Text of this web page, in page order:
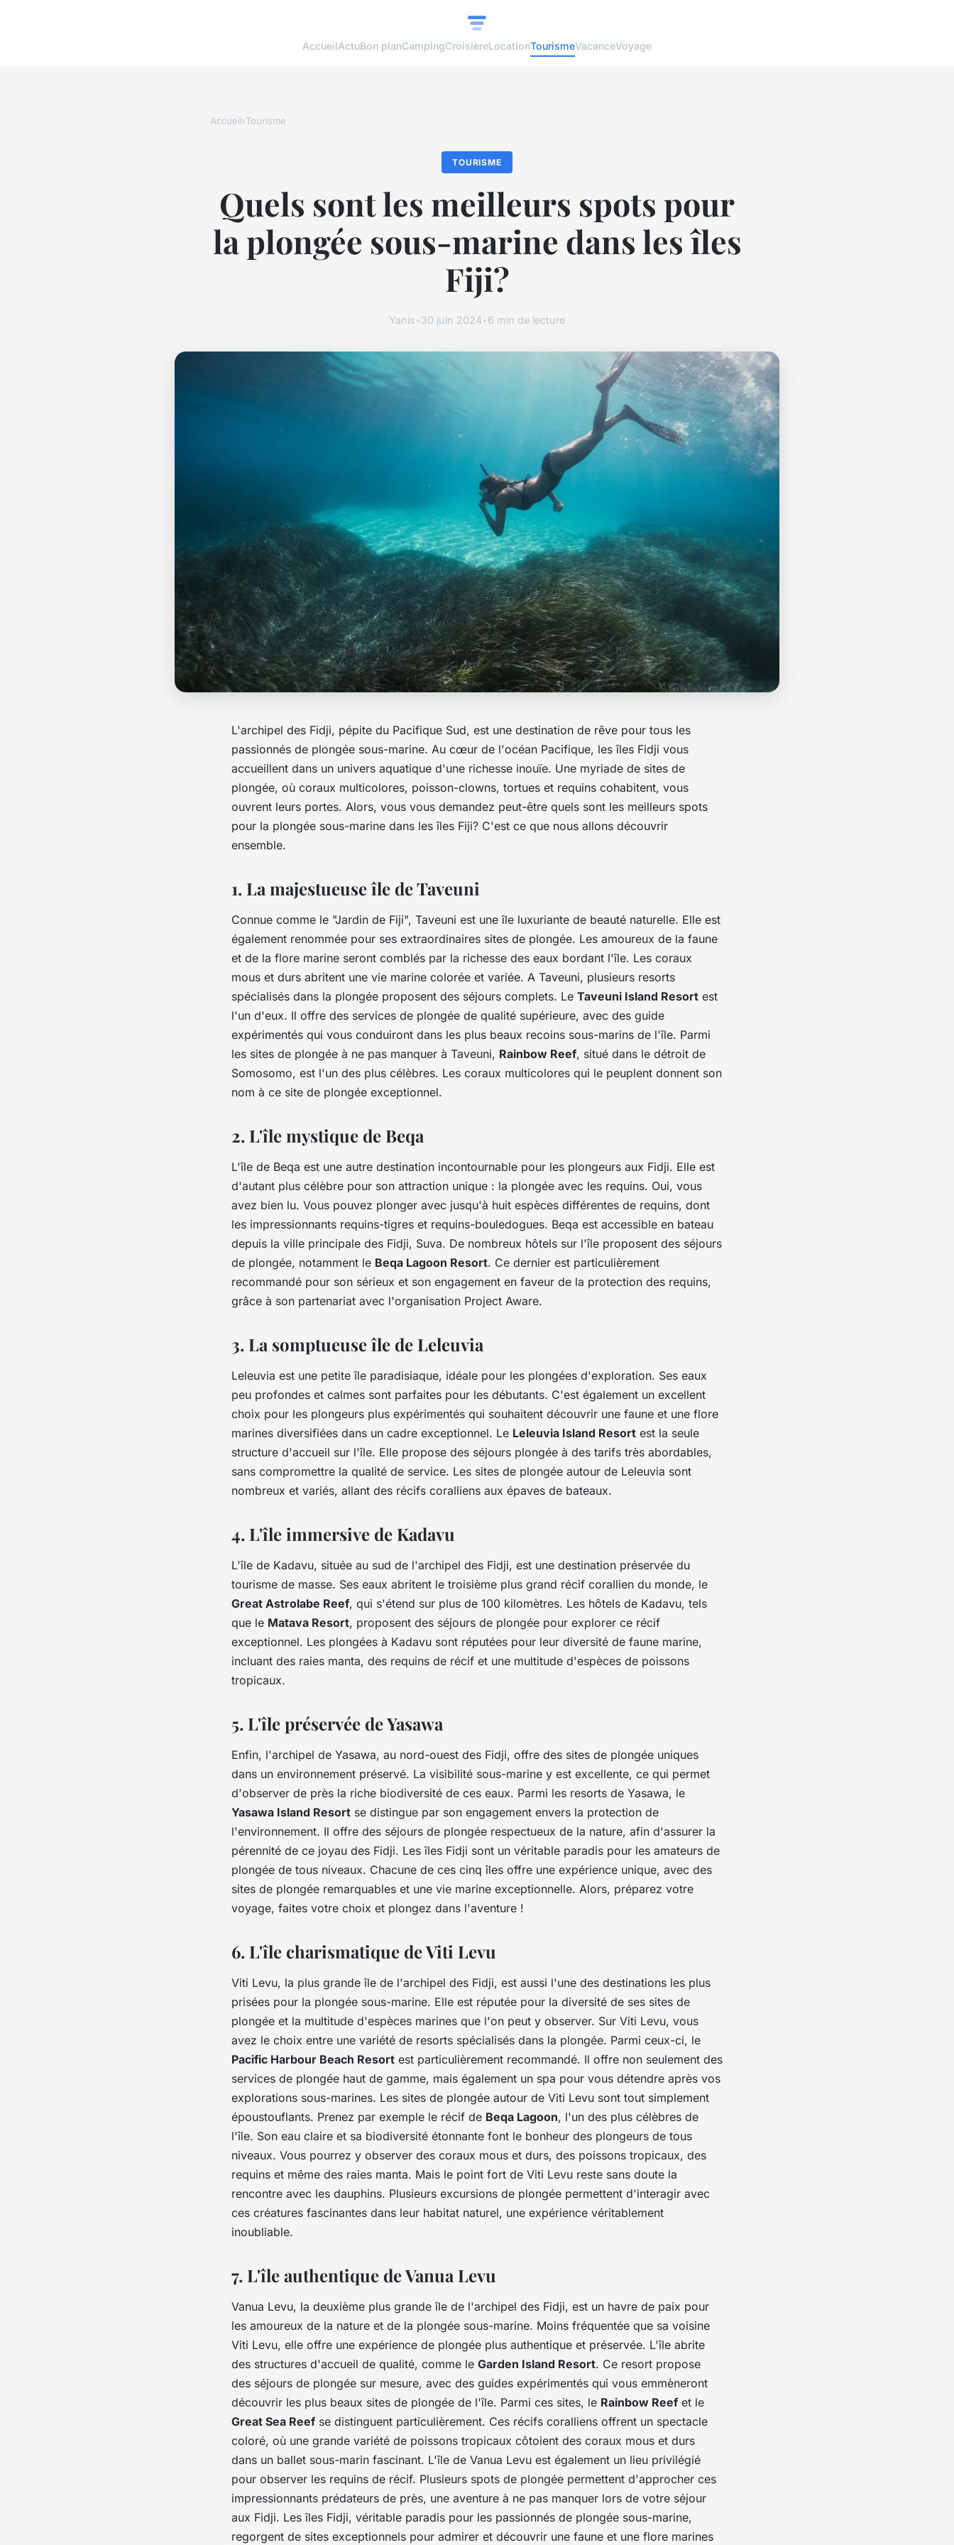
AccueilActuBon planCampingCroisièreLocationTourismeVacanceVoyage
Accueil›Tourisme
TOURISME
Quels sont les meilleurs spots pour
la plongée sous-marine dans les îles
Fiji?
Yanis•30 juin 2024•6 min de lecture
L'archipel des Fidji, pépite du Pacifique Sud, est une destination de rêve pour tous les
passionnés de plongée sous-marine. Au cœur de l'océan Pacifique, les îles Fidji vous
accueillent dans un univers aquatique d'une richesse inouïe. Une myriade de sites de
plongée, où coraux multicolores, poisson-clowns, tortues et requins cohabitent, vous
ouvrent leurs portes. Alors, vous vous demandez peut-être quels sont les meilleurs spots
pour la plongée sous-marine dans les îles Fiji? C'est ce que nous allons découvrir
ensemble.
1. La majestueuse île de Taveuni
Connue comme le "Jardin de Fiji", Taveuni est une île luxuriante de beauté naturelle. Elle est
également renommée pour ses extraordinaires sites de plongée. Les amoureux de la faune
et de la flore marine seront comblés par la richesse des eaux bordant l'île. Les coraux
mous et durs abritent une vie marine colorée et variée. A Taveuni, plusieurs resorts
spécialisés dans la plongée proposent des séjours complets. Le Taveuni Island Resort est
l'un d'eux. Il offre des services de plongée de qualité supérieure, avec des guide
expérimentés qui vous conduiront dans les plus beaux recoins sous-marins de l'île. Parmi
les sites de plongée à ne pas manquer à Taveuni, Rainbow Reef, situé dans le détroit de
Somosomo, est l'un des plus célèbres. Les coraux multicolores qui le peuplent donnent son
nom à ce site de plongée exceptionnel.
2. L'île mystique de Beqa
L'île de Beqa est une autre destination incontournable pour les plongeurs aux Fidji. Elle est
d'autant plus célèbre pour son attraction unique : la plongée avec les requins. Oui, vous
avez bien lu. Vous pouvez plonger avec jusqu'à huit espèces différentes de requins, dont
les impressionnants requins-tigres et requins-bouledogues. Beqa est accessible en bateau
depuis la ville principale des Fidji, Suva. De nombreux hôtels sur l'île proposent des séjours
de plongée, notamment le Beqa Lagoon Resort. Ce dernier est particulièrement
recommandé pour son sérieux et son engagement en faveur de la protection des requins,
grâce à son partenariat avec l'organisation Project Aware.
3. La somptueuse île de Leleuvia
Leleuvia est une petite île paradisiaque, idéale pour les plongées d'exploration. Ses eaux
peu profondes et calmes sont parfaites pour les débutants. C'est également un excellent
choix pour les plongeurs plus expérimentés qui souhaitent découvrir une faune et une flore
marines diversifiées dans un cadre exceptionnel. Le Leleuvia Island Resort est la seule
structure d'accueil sur l'île. Elle propose des séjours plongée à des tarifs très abordables,
sans compromettre la qualité de service. Les sites de plongée autour de Leleuvia sont
nombreux et variés, allant des récifs coralliens aux épaves de bateaux.
4. L'île immersive de Kadavu
L'île de Kadavu, située au sud de l'archipel des Fidji, est une destination préservée du
tourisme de masse. Ses eaux abritent le troisième plus grand récif corallien du monde, le
Great Astrolabe Reef, qui s'étend sur plus de 100 kilomètres. Les hôtels de Kadavu, tels
que le Matava Resort, proposent des séjours de plongée pour explorer ce récif
exceptionnel. Les plongées à Kadavu sont réputées pour leur diversité de faune marine,
incluant des raies manta, des requins de récif et une multitude d'espèces de poissons
tropicaux.
5. L'île préservée de Yasawa
Enfin, l'archipel de Yasawa, au nord-ouest des Fidji, offre des sites de plongée uniques
dans un environnement préservé. La visibilité sous-marine y est excellente, ce qui permet
d'observer de près la riche biodiversité de ces eaux. Parmi les resorts de Yasawa, le
Yasawa Island Resort se distingue par son engagement envers la protection de
l'environnement. Il offre des séjours de plongée respectueux de la nature, afin d'assurer la
pérennité de ce joyau des Fidji. Les îles Fidji sont un véritable paradis pour les amateurs de
plongée de tous niveaux. Chacune de ces cinq îles offre une expérience unique, avec des
sites de plongée remarquables et une vie marine exceptionnelle. Alors, préparez votre
voyage, faites votre choix et plongez dans l'aventure !
6. L'île charismatique de Viti Levu
Viti Levu, la plus grande île de l'archipel des Fidji, est aussi l'une des destinations les plus
prisées pour la plongée sous-marine. Elle est réputée pour la diversité de ses sites de
plongée et la multitude d'espèces marines que l'on peut y observer. Sur Viti Levu, vous
avez le choix entre une variété de resorts spécialisés dans la plongée. Parmi ceux-ci, le
Pacific Harbour Beach Resort est particulièrement recommandé. Il offre non seulement des
services de plongée haut de gamme, mais également un spa pour vous détendre après vos
explorations sous-marines. Les sites de plongée autour de Viti Levu sont tout simplement
époustouflants. Prenez par exemple le récif de Beqa Lagoon, l'un des plus célèbres de
l'île. Son eau claire et sa biodiversité étonnante font le bonheur des plongeurs de tous
niveaux. Vous pourrez y observer des coraux mous et durs, des poissons tropicaux, des
requins et même des raies manta. Mais le point fort de Viti Levu reste sans doute la
rencontre avec les dauphins. Plusieurs excursions de plongée permettent d'interagir avec
ces créatures fascinantes dans leur habitat naturel, une expérience véritablement
inoubliable.
7. L'île authentique de Vanua Levu
Vanua Levu, la deuxième plus grande île de l'archipel des Fidji, est un havre de paix pour
les amoureux de la nature et de la plongée sous-marine. Moins fréquentée que sa voisine
Viti Levu, elle offre une expérience de plongée plus authentique et préservée. L'île abrite
des structures d'accueil de qualité, comme le Garden Island Resort. Ce resort propose
des séjours de plongée sur mesure, avec des guides expérimentés qui vous emmèneront
découvrir les plus beaux sites de plongée de l'île. Parmi ces sites, le Rainbow Reef et le
Great Sea Reef se distinguent particulièrement. Ces récifs coralliens offrent un spectacle
coloré, où une grande variété de poissons tropicaux côtoient des coraux mous et durs
dans un ballet sous-marin fascinant. L'île de Vanua Levu est également un lieu privilégié
pour observer les requins de récif. Plusieurs spots de plongée permettent d'approcher ces
impressionnants prédateurs de près, une aventure à ne pas manquer lors de votre séjour
aux Fidji. Les îles Fidji, véritable paradis pour les passionnés de plongée sous-marine,
regorgent de sites exceptionnels pour admirer et découvrir une faune et une flore marines